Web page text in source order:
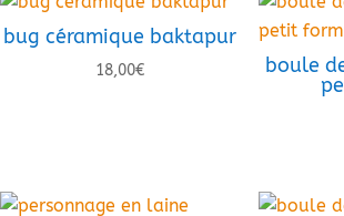
bug céramique baktapur
18,00€
boule